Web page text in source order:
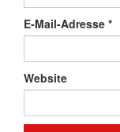
E-Mail-Adresse *
Website